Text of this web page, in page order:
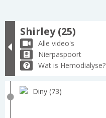
Shirley (25)
Alle video's
Nierpaspoort
Wat is Hemodialyse?
Diny (73)